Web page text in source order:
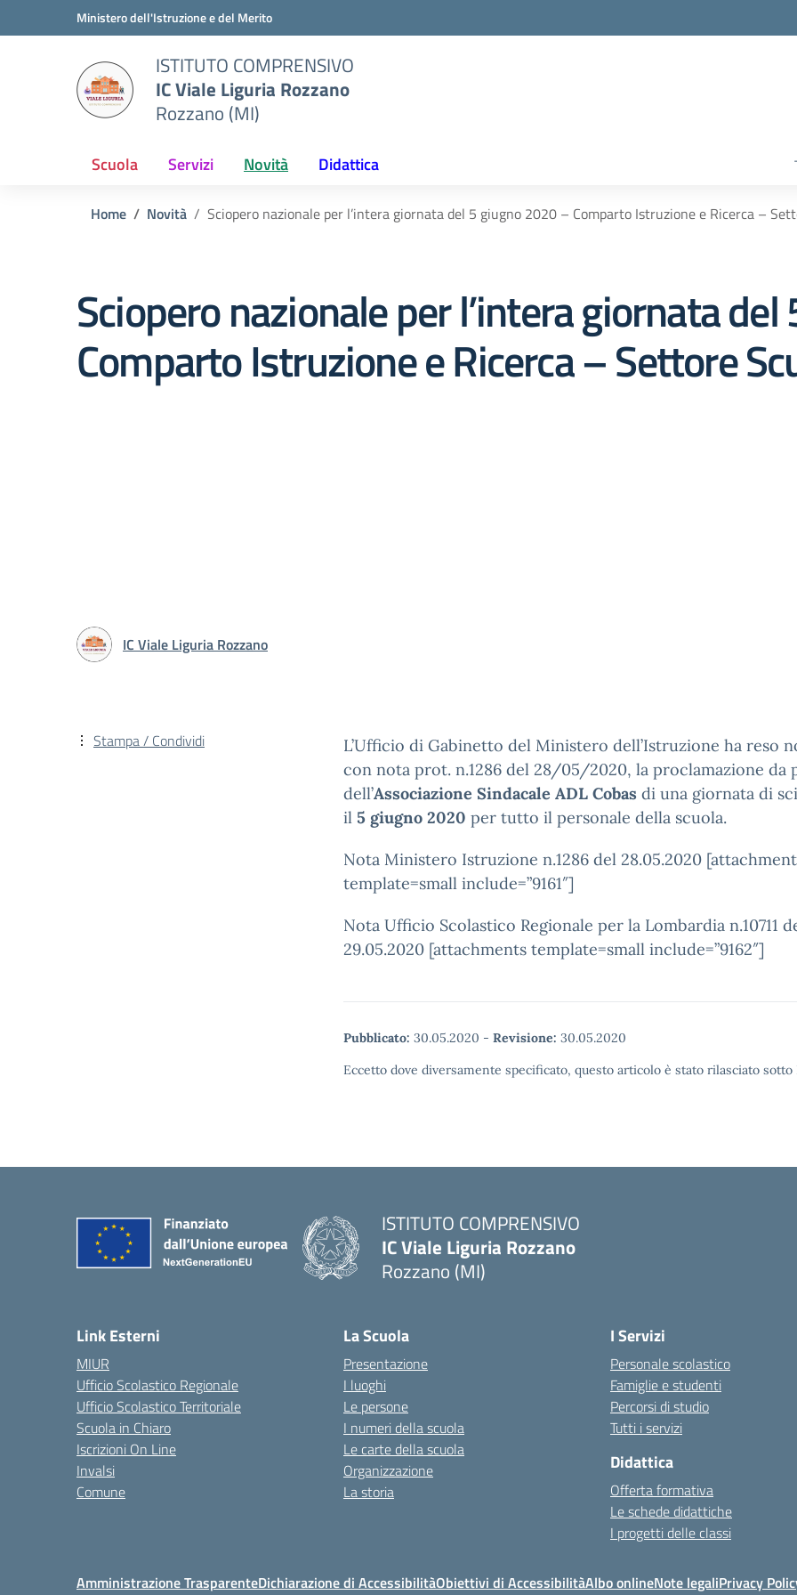
Vai ai contenuti
Vai al menu di navigazioneMinistero dell'Istruzione e del Merito
ISTITUTO COMPRENSIVO
IC Viale Liguria Rozzano
Rozzano (MI)
Scuola Servizi Novità Didattica
Home Novità Sciopero nazionale per l’intera giornata del 5 giugno 2020 – Comparto Istruzione e Ricerca –
Sciopero nazionale per l’intera giornata
Comparto Istruzione e Ricerca – Settore
IC Viale Liguria Rozzano
L’Ufficio di Gabinetto del Ministero dell’Istruzione ha reso
con nota prot. n.1286 del 28/05/2020, la proclamazione da
dell’Associazione Sindacale ADL Cobas di una giornata di
il 5 giugno 2020 per tutto il personale della scuola.
Nota Ministero Istruzione n.1286 del 28.05.2020
template=small include=”9161″]
Nota Ufficio Scolastico Regionale per la Lombardia n.10711
29.05.2020 [attachments template=small include=”9162″]
Pubblicato: 30.05.2020 - Revisione: 30.05.2020
Eccetto dove diversamente specificato, questo articolo è stato rilasciato
Stampa / Condividi
ISTITUTO COMPRENSIVO
IC Viale Liguria Rozzano
Rozzano (MI)
Link Esterni
MIUR
Ufficio Scolastico Regionale
Ufficio Scolastico Territoriale
Scuola in Chiaro
Iscrizioni On Line
Invalsi
Comune
La Scuola
Presentazione
I luoghi
Le persone
I numeri della scuola
Le carte della scuola
Organizzazione
La storia
I Servizi
Personale scolastico
Famiglie e studenti
Percorsi di studio
Tutti i servizi
Didattica
Offerta formativa
Le schede didattiche
I progetti delle classi
Amministrazione TrasparenteDichiarazione di AccessibilitàObiettivi di AccessibilitàAlbo onlineNote legaliPrivacy